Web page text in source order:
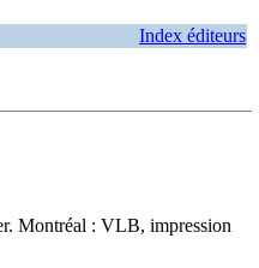
Index éditeurs
Montréal : VLB, impression